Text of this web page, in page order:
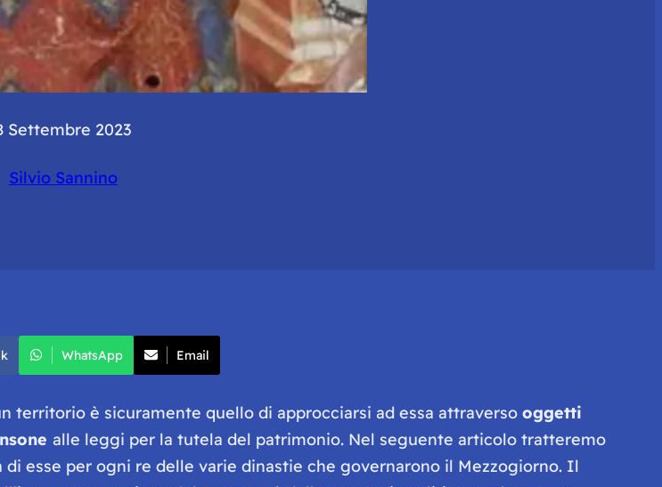
Settembre 2023
Silvio Sannino
WhatsApp Email
è sicuramente quello di approcciarsi ad essa attraverso oggetti
alle leggi per la tutela del patrimonio. Nel seguente articolo tratteremo
di esse per ogni re delle varie dinastie che governarono il Mezzogiorno. Il